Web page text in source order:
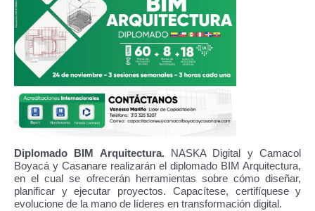
Diplomado BIM Arquitectura. NASKA Digital y Camacol
Boyacá y Casanare realizarán el diplomado BIM Arquitectura,
en el cual se ofrecerán herramientas sobre cómo diseñar,
planificar y ejecutar proyectos. Capacítese, certifíquese y
evolucione de la mano de líderes en transformación digital.